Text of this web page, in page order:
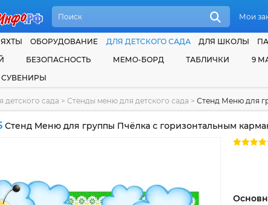
Мои
ОБОРУДОВАНИЕ ДЛЯ ДЕТСКОГО САДА ДЛЯ ШКОЛЫ
БЕЗОПАСНОСТЬ МЕМО-БОРД ТАБЛИЧКИ 9
детского сада > Стенды меню для детского сада > Стенд Меню для
Стенд Меню для группы Пчёлка с горизонтальным